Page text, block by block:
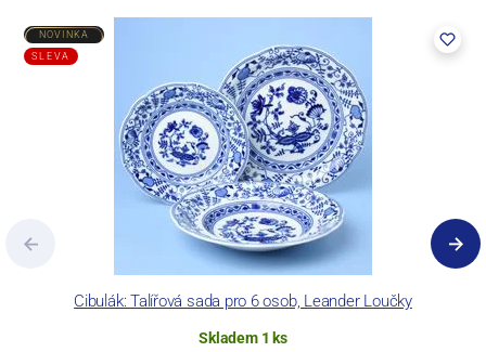
Cibulák: Talířová sada pro 6 osob, Leander Loučky
NOVINKA
SLEVA
Skladem 1 ks